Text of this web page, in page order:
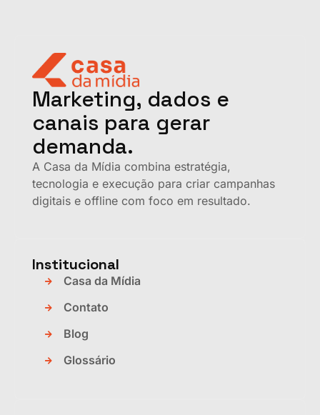
Marketing, dados e
canais para gerar
demanda.
A Casa da Mídia combina estratégia,
tecnologia e execução para criar campanhas
digitais e offline com foco em resultado.
Institucional
Casa da Mídia
Contato
Blog
Glossário